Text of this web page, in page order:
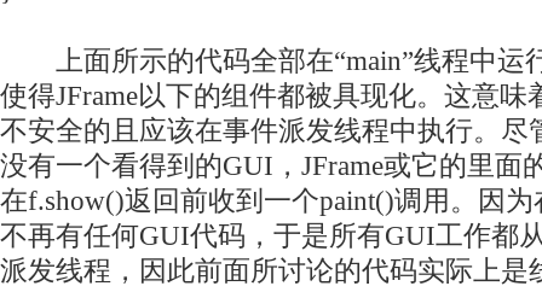
上面所示的代码全部在“main”线程中运
使得JFrame以下的组件都被具现化。这意味
不安全的且应该在事件派发线程中执行。尽
没有一个看得到的GUI，JFrame或它的里面
在f.show()返回前收到一个paint()调用。因
不再有任何GUI代码，于是所有GUI工作都
派发线程，因此前面所讨论的代码实际上是